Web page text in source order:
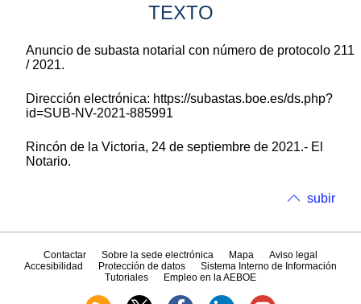
TEXTO
Anuncio de subasta notarial con número de protocolo 211
/ 2021.
Dirección electrónica: https://subastas.boe.es/ds.php?
id=SUB-NV-2021-885991
Rincón de la Victoria, 24 de septiembre de 2021.- El
Notario.
subir
Contactar Sobre la sede electrónica Mapa
Aviso legal
Accesibilidad
Protección de datos
Sistema Interno de Información
Tutoriales
Empleo en la AEBOE